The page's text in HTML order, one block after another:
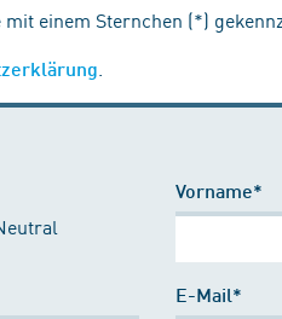
einem Sternchen (*)
Vorname*
E-Mail*